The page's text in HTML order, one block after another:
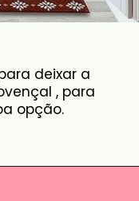
deixar a
, para
opção.